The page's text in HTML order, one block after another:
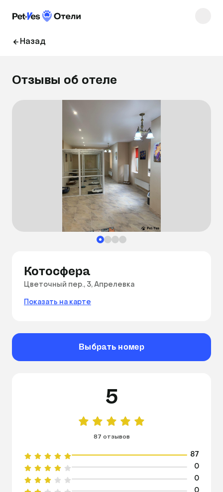
Назад
Отзывы об отеле
Котосфера
Цветочный пер., 3, Апрелевка
Показать на карте
Выбрать номер
5
87 отзывов
87
0
0